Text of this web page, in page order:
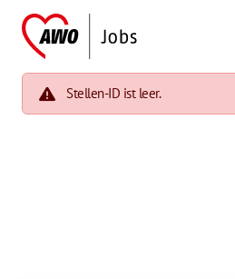
Stellen-ID ist leer.